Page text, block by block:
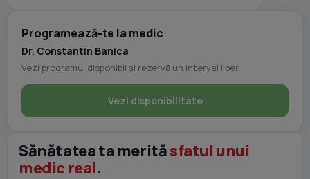
Programează-te la medic
Dr. Constantin Banica
Vezi programul disponibil și rezervă un interval liber.
Vezi disponibilitate
Sănătatea ta merităsfatul unui
medic real.